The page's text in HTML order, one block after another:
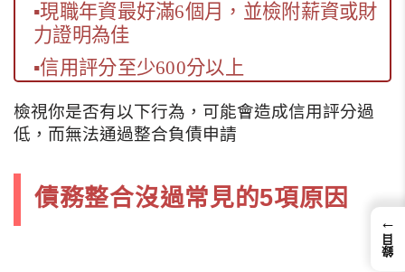
▪現職年資最好滿6個月，並檢附薪資或財
力證明為佳
▪信用評分至少600分以上
檢視你是否有以下行為，可能會造成信用評分過
低，而無法通過整合負債申請
債務整合沒過常見的5項原因
←
錄目